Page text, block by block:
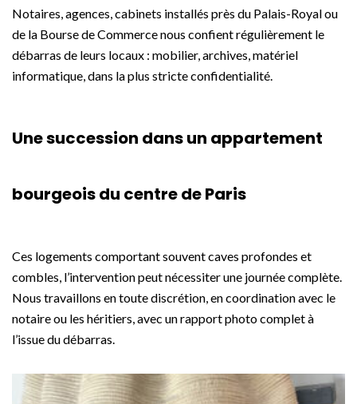
Notaires, agences, cabinets installés près du Palais-Royal ou
de la Bourse de Commerce nous confient régulièrement le
débarras de leurs locaux : mobilier, archives, matériel
informatique, dans la plus stricte confidentialité.
Une succession dans un appartement
bourgeois du centre de Paris
Ces logements comportant souvent caves profondes et
combles, l’intervention peut nécessiter une journée complète.
Nous travaillons en toute discrétion, en coordination avec le
notaire ou les héritiers, avec un rapport photo complet à
l’issue du débarras.